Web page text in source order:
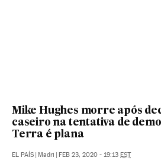
Mike Hughes morre após
caseiro na tentativa de
Terra é plana
EL PAÍS Madri FEB 23, 2020 - 19:13 EST